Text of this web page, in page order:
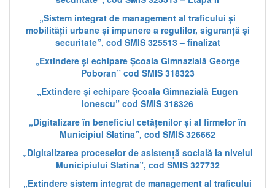
„Sistem integrat de management al traficului și
mobilității urbane și impunere a regulilor, siguranță și
securitate”, cod SMIS 325513 – finalizat
„Extindere și echipare Școala Gimnazială George
Poboran” cod SMIS 318323
„Extindere și echipare Școala Gimnazială Eugen
Ionescu” cod SMIS 318326
„Digitalizare în beneficiul cetățenilor și al firmelor în
Municipiul Slatina”, cod SMIS 326662
„Digitalizarea proceselor de asistență socială la nivelul
Municipiului Slatina”, cod SMIS 327732
„Extindere sistem integrat de management al traficului